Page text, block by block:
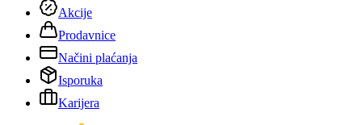
Akcije
Prodavnice
Načini plaćanja
Isporuka
Karijera